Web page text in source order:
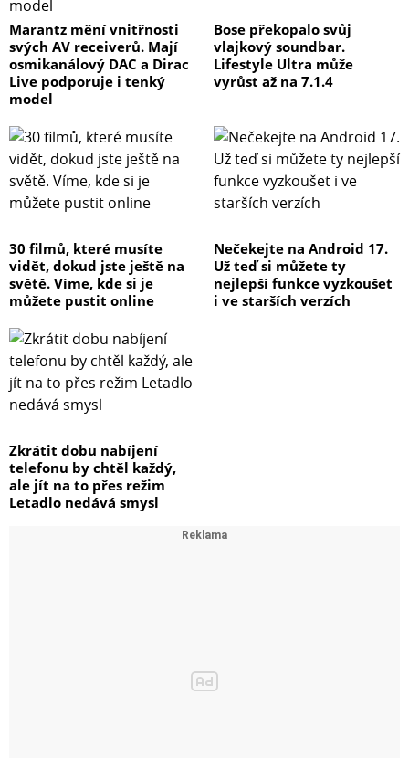
Marantz mění vnitřnosti
svých AV receiverů. Mají
osmikanálový DAC a Dirac
Live podporuje i tenký
model
Bose překopalo svůj
vlajkový soundbar.
Lifestyle Ultra může
vyrůst až na 7.1.4
30 filmů, které musíte
vidět, dokud jste ještě na
světě. Víme, kde si je
můžete pustit online
Nečekejte na Android 17.
Už teď si můžete ty
nejlepší funkce vyzkoušet
i ve starších verzích
Zkrátit dobu nabíjení
telefonu by chtěl každý,
ale jít na to přes režim
Letadlo nedává smysl